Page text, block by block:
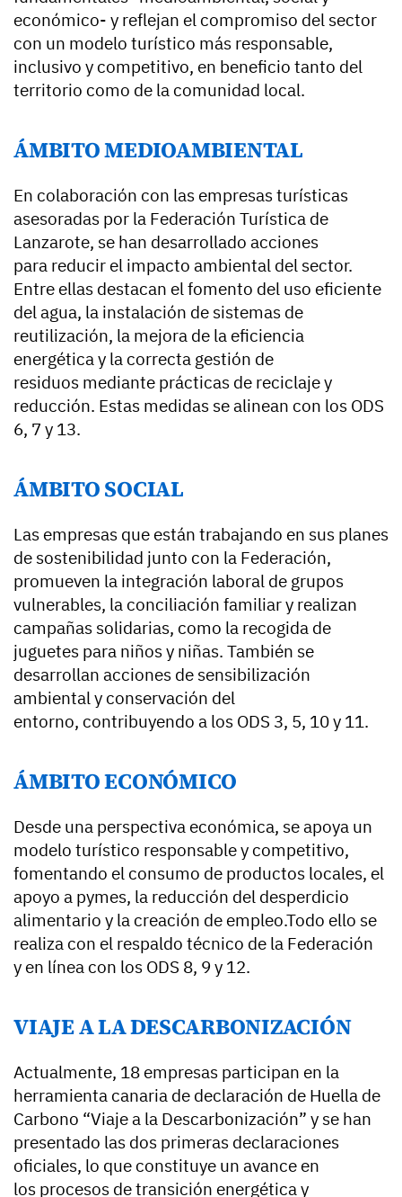
económico- y reflejan el compromiso del sector
con un modelo turístico más responsable,
inclusivo y competitivo, en beneficio tanto del
territorio como de la comunidad local.
ÁMBITO MEDIOAMBIENTAL
En colaboración con las empresas turísticas
asesoradas por la Federación Turística de
Lanzarote, se han desarrollado acciones
para reducir el impacto ambiental del sector.
Entre ellas destacan el fomento del uso eficiente
del agua, la instalación de sistemas de
reutilización, la mejora de la eficiencia
energética y la correcta gestión de
residuos mediante prácticas de reciclaje y
reducción. Estas medidas se alinean con los ODS
6, 7 y 13.
ÁMBITO SOCIAL
Las empresas que están trabajando en sus planes
de sostenibilidad junto con la Federación,
promueven la integración laboral de grupos
vulnerables, la conciliación familiar y realizan
campañas solidarias, como la recogida de
juguetes para niños y niñas. También se
desarrollan acciones de sensibilización
ambiental y conservación del
entorno, contribuyendo a los ODS 3, 5, 10 y 11.
ÁMBITO ECONÓMICO
Desde una perspectiva económica, se apoya un
modelo turístico responsable y competitivo,
fomentando el consumo de productos locales, el
apoyo a pymes, la reducción del desperdicio
alimentario y la creación de empleo.Todo ello se
realiza con el respaldo técnico de la Federación
y en línea con los ODS 8, 9 y 12.
VIAJE A LA DESCARBONIZACIÓN
Actualmente, 18 empresas participan en la
herramienta canaria de declaración de Huella de
Carbono “Viaje a la Descarbonización” y se han
presentado las dos primeras declaraciones
oficiales, lo que constituye un avance en
los procesos de transición energética y